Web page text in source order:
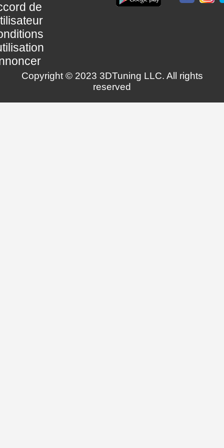
de
Copyright © 2023 3DTuning LLC. All rights
reserved